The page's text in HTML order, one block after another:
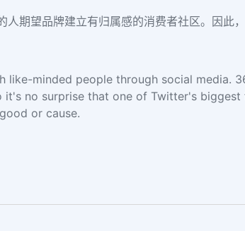
期望品牌建立有归属感的消费者社区。因此
minded people through social media.
it's no surprise that one of Twitter's
or cause.